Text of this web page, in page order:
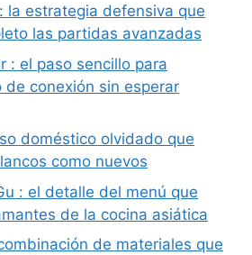
la estrategia defensiva que
las partidas avanzadas
: el paso sencillo para
de conexión sin esperar
doméstico olvidado que
como nuevos
: el detalle del menú que
de la cocina asiática
de materiales que